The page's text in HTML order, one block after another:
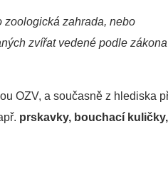
zoologická zahrada, nebo
zvířat vedené podle
OZV, a současně z hlediska
prskavky, bouchací